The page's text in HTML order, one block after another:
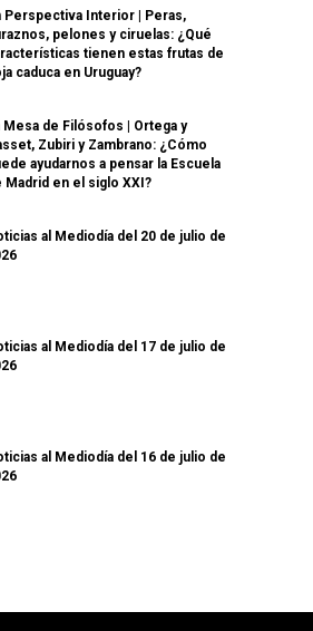
Perspectiva Interior | Peras,
pelones y ciruelas: ¿Qué
tienen estas frutas de
caduca en Uruguay?
Mesa de Filósofos | Ortega y
Zubiri y Zambrano: ¿Cómo
ayudarnos a pensar la Escuela
Madrid en el siglo XXI?
al Mediodía del 20 de julio de
al Mediodía del 17 de julio de
al Mediodía del 16 de julio de